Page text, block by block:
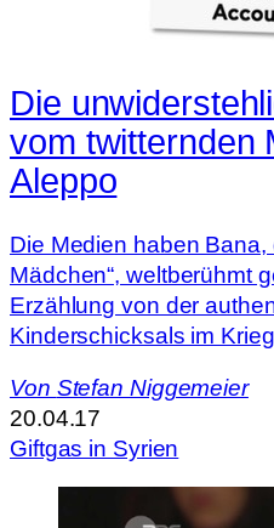
Die
vom twitternden
Aleppo
Die Medien haben Bana,
Mädchen“, weltberühmt
Erzählung von der
Kinderschicksals im
Von Stefan Niggemeier
20.04.17
Giftgas in Syrien